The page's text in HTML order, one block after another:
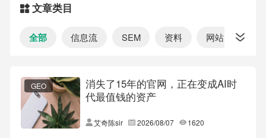
文章类目
全部 信息流 SEM 资料 网站
GEO
消失了15年的官网，正在变成AI时
代最值钱的资产
艾奇陈sir 2026/08/07 1620